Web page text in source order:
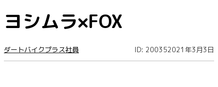
ヨシムラ×FOX
ダートバイクプラス社員 ID: 200352021年3月3日